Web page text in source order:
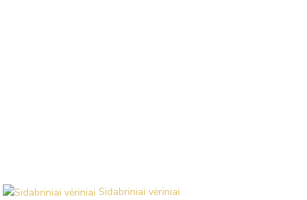
Sidabriniai vėriniai